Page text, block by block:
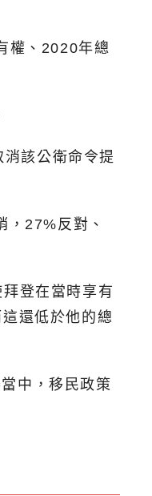
權、2020年總
該公衛命令提
27%反對、
登在當時享有
還低於他的總
中，移民政策